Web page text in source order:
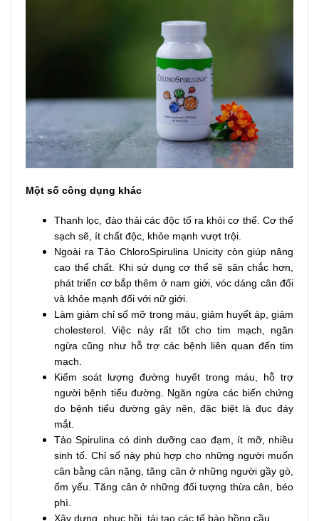
Một số công dụng khác
Thanh lọc, đào thải các độc tố ra khỏi cơ thể. Cơ thể
sạch sẽ, ít chất độc, khỏe mạnh vượt trội.
Ngoài ra Tảo ChloroSpirulina Unicity còn giúp nâng
cao thể chất. Khi sử dụng cơ thể sẽ săn chắc hơn,
phát triển cơ bắp thêm ở nam giới, vóc dáng cân đối
và khỏe mạnh đối với nữ giới.
Làm giảm chỉ số mỡ trong máu, giảm huyết áp, giảm
cholesterol. Việc này rất tốt cho tim mạch, ngăn
ngừa cũng như hỗ trợ các bệnh liên quan đến tim
mạch.
Kiểm soát lượng đường huyết trong máu, hỗ trợ
người bệnh tiểu đường. Ngăn ngừa các biến chứng
do bệnh tiểu đường gây nên, đặc biệt là đục đáy
mắt.
Tảo Spirulina có dinh dưỡng cao đạm, ít mỡ, nhiều
sinh tố. Chỉ số này phù hợp cho những người muốn
cân bằng cân nặng, tăng cân ở những người gầy gò,
ốm yếu. Tăng cân ở những đối tượng thừa cân, béo
phì.
Xây dựng, phục hồi, tái tạo các tế bào hồng cầu.